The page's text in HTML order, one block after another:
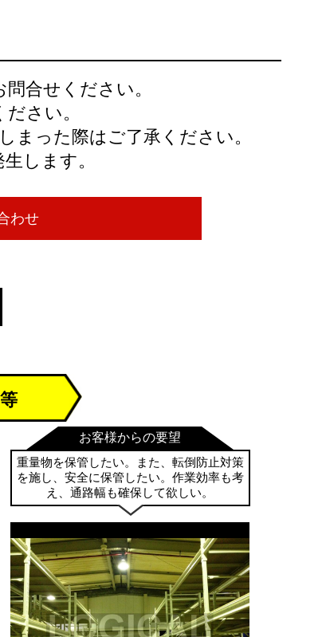
合せください。
さい。
まった際はご了承ください。
します。
お客様からの要望
重量物を保管したい。また、転倒防止対策
を施し、安全に保管したい。作業効率も考
え、通路幅も確保して欲しい。